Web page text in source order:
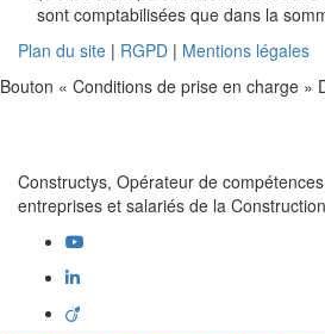
sont comptabilisées que dans la
Plan du site | RGPD | Mentions légales
Bouton « Conditions de prise en charge »
Constructys, Opérateur de
entreprises et salariés de la Construction